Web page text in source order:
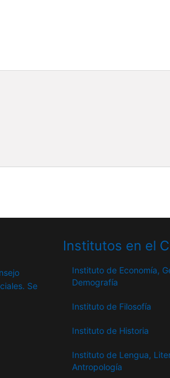
Se
Institutos en el
Instituto de Economía,
Demografía
Instituto de Filosofía
Instituto de Historia
Instituto de Lengua,
Antropología